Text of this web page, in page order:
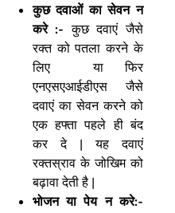
कुछ दवाओं का सेवन न
करे :-कुछ दवाएं जैसे
रक्त को पतला करने के
लिए या फिर
एनएसएआईडीएस जैसे
दवाएं का सेवन करने को
एक हफ्ता पहले ही बंद
कर दे | यह दवाएं
रक्तस्राव के जोखिम को
बढ़ावा देती है |
भोजन या पेय न करे:-